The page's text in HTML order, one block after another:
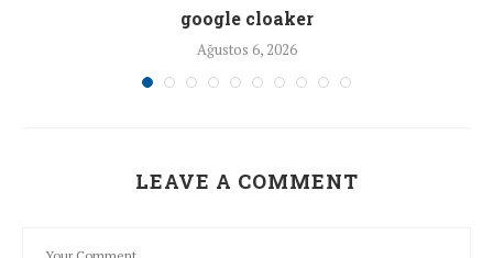
google cloaker
Ağustos 6, 2026
LEAVE A COMMENT